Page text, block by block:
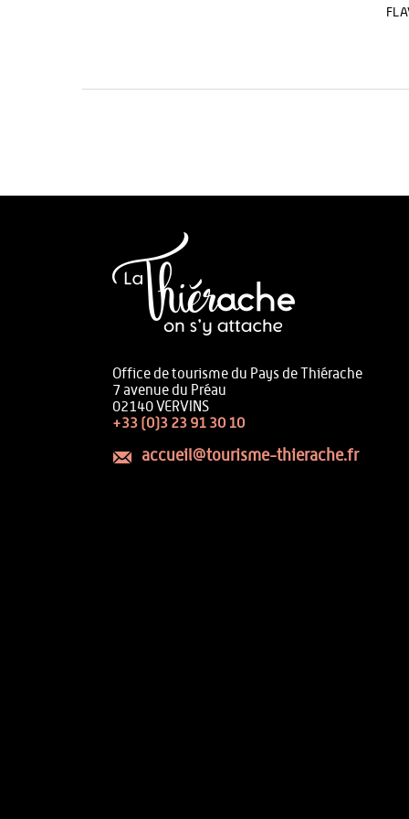
Office de tourisme du Pays de Thiérache
7 avenue du Préau
02140 VERVINS
+33 (0)3 23 91 30 10
accueil@tourisme-thierache.fr